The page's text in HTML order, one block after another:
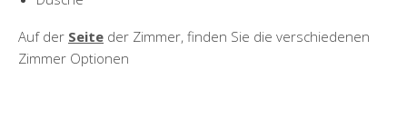
Auf der Seite der Zimmer, finden Sie die verschiedenen
Zimmer Optionen